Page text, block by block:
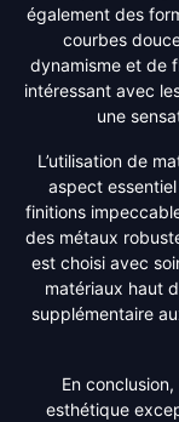
également des
courbes
dynamisme et de
intéressant avec
une
L’utilisation de
aspect
finitions
des métaux
est choisi avec
matériaux haut
supplémentaire
En
esthétique